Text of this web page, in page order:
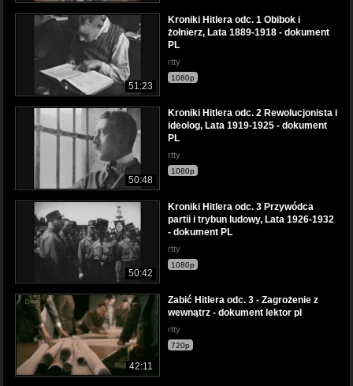
51:23
Kroniki Hitlera odc. 1 Obibok i
żołnierz, Lata 1889-1918 - dokument
PL
rtty
1080p
50:48
Kroniki Hitlera odc. 2 Rewolucjonista i
ideolog, Lata 1919-1925 - dokument
PL
rtty
1080p
50:42
Kroniki Hitlera odc. 3 Przywódca
partii i trybun ludowy, Lata 1926-1932
- dokument PL
rtty
1080p
42:11
Zabić Hitlera odc. 3 - Zagrożenie z
wewnątrz - dokument lektor pl
rtty
720p